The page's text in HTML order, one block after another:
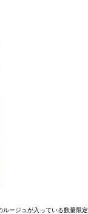
ージュが入っている数量限定